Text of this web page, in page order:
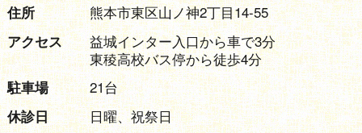
住所 熊本市東区山ノ神2丁目14-55
アクセス
益城インター入口から車で3分
東稜高校バス停から徒歩4分
駐車場 21台
休診日 日曜、祝祭日